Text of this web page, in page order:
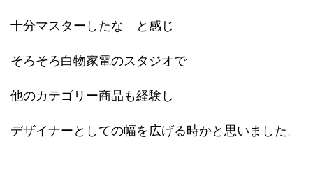
十分マスターしたな と感じ
そろそろ白物家電のスタジオで
他のカテゴリー商品も経験し
デザイナーとしての幅を広げる時かと思いました。